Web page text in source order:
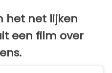
het net lijken
een film over